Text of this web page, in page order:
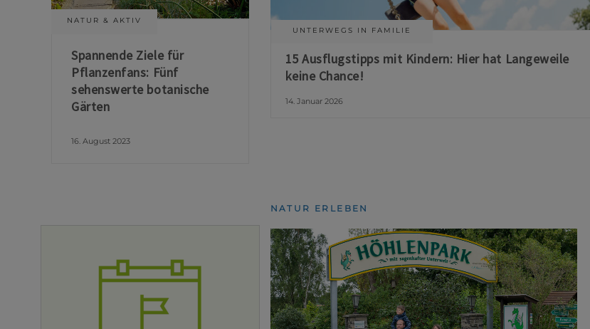
NATUR & AKTIV
Spannende Ziele für
Pflanzenfans: Fünf
sehenswerte botanische
Gärten
16. August 2023
UNTERWEGS IN FAMILIE
15 Ausflugstipps mit Kindern: Hier hat Langeweile
keine Chance!
14. Januar 2026
NATUR ERLEBEN